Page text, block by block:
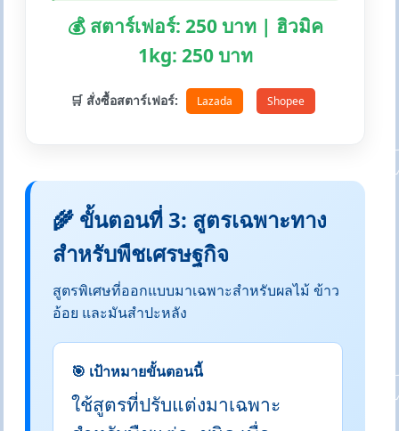
💰 สตาร์เฟอร์: 250 บาท | ฮิวมิค
1kg: 250 บาท
🛒 สั่งซื้อสตาร์เฟอร์: Lazada Shopee
🌾 ขั้นตอนที่ 3: สูตรเฉพาะทาง
สำหรับพืชเศรษฐกิจ
สูตรพิเศษที่ออกแบบมาเฉพาะสำหรับผลไม้ ข้าว
อ้อย และมันสำปะหลัง
🎯 เป้าหมายขั้นตอนนี้
ใช้สูตรที่ปรับแต่งมาเฉพาะ